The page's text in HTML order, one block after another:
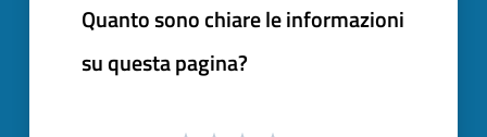
Quanto sono chiare le informazioni
su questa pagina?